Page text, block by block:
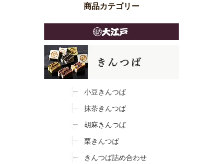
商品カテゴリー
小豆きんつば
抹茶きんつば
胡麻きんつば
栗きんつば
きんつば詰め合わせ